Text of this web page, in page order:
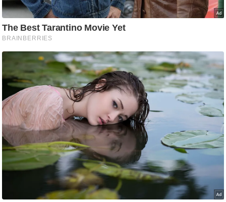
ण
स
म
यि
क
मा
तृ
भू
मि
स्तं
भ
म